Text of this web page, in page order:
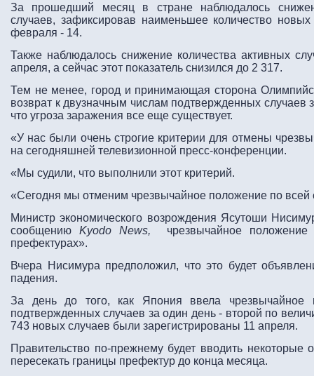
За прошедший месяц в стране наблюдалось
случаев, зафиксировав наименьшее количество
февраля - 14.
Также наблюдалось снижение количества активных
апреля, а сейчас этот показатель снизился до 2 317.
Тем не менее, город и принимающая сторона
возврат к двузначным числам подтвержденных случаев
что угроза заражения все еще существует.
«У нас были очень строгие критерии для отмены
на сегодняшней телевизионной пресс-конференции.
«Мы судили, что выполнили этот критерий.
«Сегодня мы отменим чрезвычайное положение по всей
Министр экономического возрождения Ясутоши
сообщениюKyodo News,
чрезвычайное
префектурах».
Вчера Нисимура предположил, что это будет
падения.
За день до того, как Япония ввела
подтвержденных случаев за один день - второй по
743 новых случаев были зарегистрированы 11 апреля.
Правительство по-прежнему будет вводить некоторые
пересекать границы префектур до конца месяца.